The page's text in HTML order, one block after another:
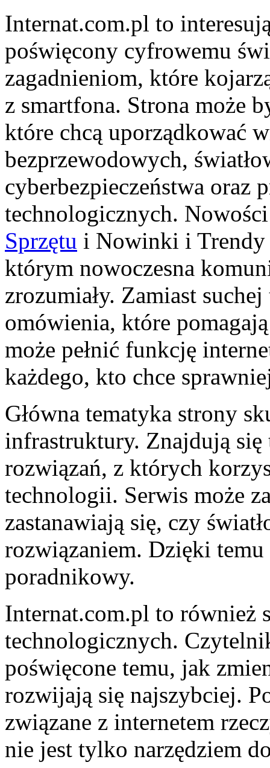
Internat.com.pl to
poświęcony cyfrowemu
zagadnieniom, które
z smartfona. Strona może
które chcą uporządkować
bezprzewodowych,
cyberbezpieczeństwa oraz
technologicznych.
Sprzętu i Nowinki i Trendy
którym nowoczesna
zrozumiały. Zamiast
omówienia, które
może pełnić funkcję
każdego, kto chce
Główna tematyka strony
infrastruktury. Znajdują
rozwiązań, z których
technologii. Serwis może
zastanawiają się, czy
rozwiązaniem. Dzięki temu
poradnikowy.
Internat.com.pl to również
technologicznych.
poświęcone temu, jak
rozwijają się najszybciej.
związane z internetem
nie jest tylko narzędziem